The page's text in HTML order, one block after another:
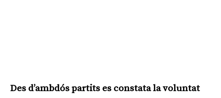
Des d’ambdós partits es constata la voluntat